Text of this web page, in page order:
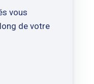
vous
de votre